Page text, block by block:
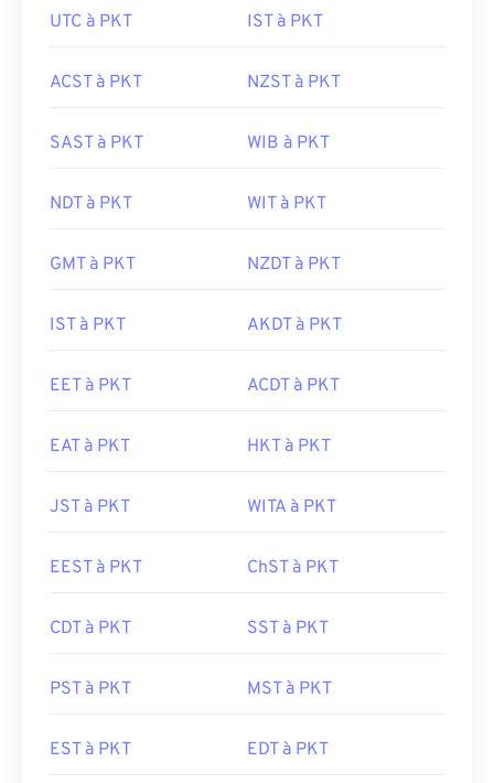
UTC à PKT IST à PKT
ACST à PKT NZST à PKT
SAST à PKT WIB à PKT
NDT à PKT WIT à PKT
GMT à PKT NZDT à PKT
IST à PKT AKDT à PKT
EET à PKT ACDT à PKT
EAT à PKT HKT à PKT
JST à PKT WITA à PKT
EEST à PKT ChST à PKT
CDT à PKT SST à PKT
PST à PKT MST à PKT
EST à PKT EDT à PKT